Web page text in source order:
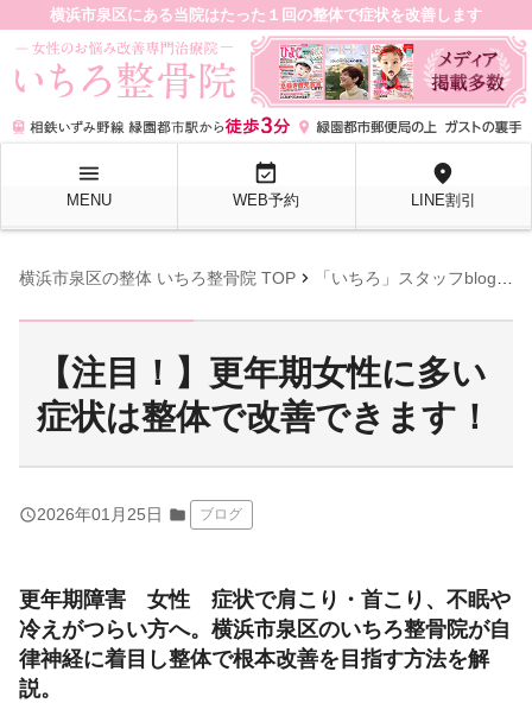
横浜市泉区にある当院はたった１回の整体で症状を改善します
menu
MENU
event_available
WEB予約
location_on
LINE割引
横浜市泉区の整体 いちろ整骨院 TOP chevron_right 「いちろ」スタッフblog
【注目！】更年期女性に多い
症状は整体で改善できます！
query_builder2026年01月25日 folder ブログ
更年期障害 女性 症状で肩こり・首こり、不眠や
冷えがつらい方へ。横浜市泉区のいちろ整骨院が自
律神経に着目し整体で根本改善を目指す方法を解
説。